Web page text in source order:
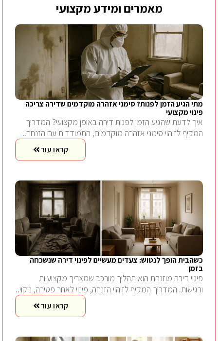
מאמרים ומידע מקצועי
מתי הגיע הזמן לפנות? סימני אזהרה מוקדמים שדירה צריכה
פינוי מקצועי
איך לדעת שהגיע הזמן לפנות דירה באופן מקצועי? המדריך
המקיף לזיהוי סימני אזהרה מוקדמים, התמודדות עם הזנחה..
קראו עוד
כשהבית הופך לנטוש: צעדים מעשיים לפינוי דירה שנשכחה
בזמן
פינוי דירה מוזנחת הוא תהליך מורכב שמצריך מקצועיות
ורגישות. המדריך המקיף לזיהוי הזנחה, פינוי לאחר פטירה, ניקוי..
קראו עוד